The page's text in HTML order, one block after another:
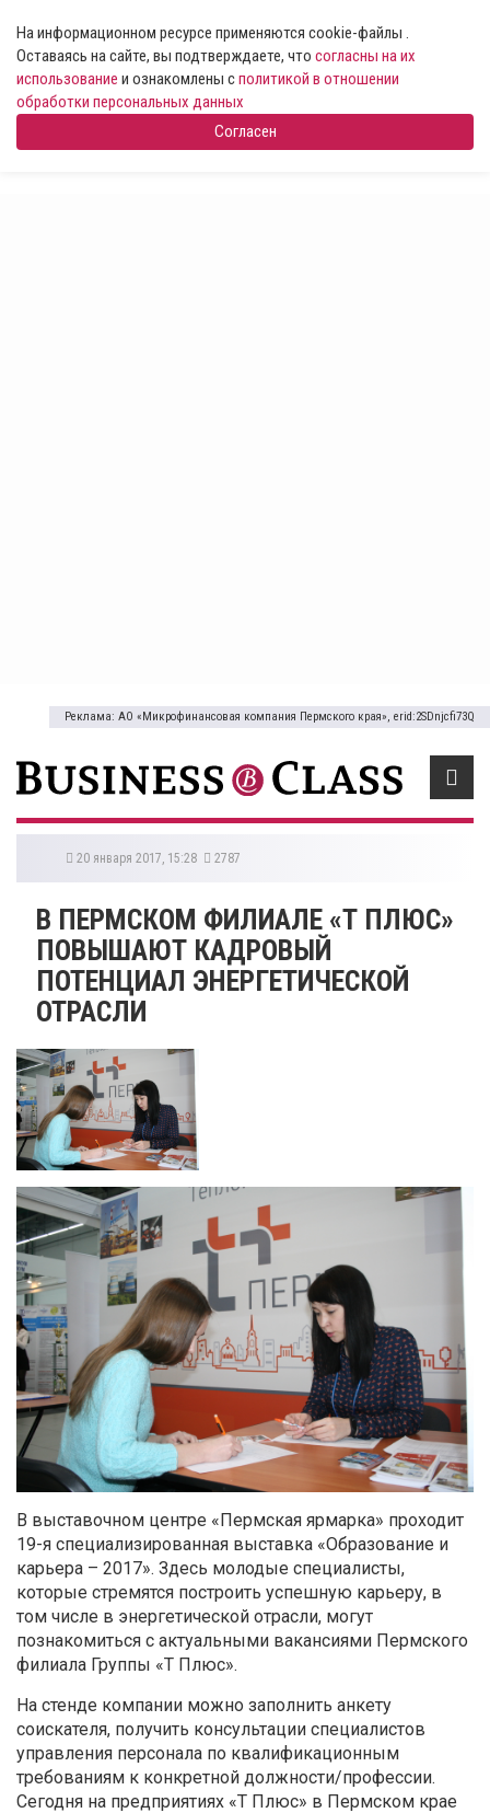
На информационном ресурсе применяются cookie-файлы .
Оставаясь на сайте, вы подтверждаете, что согласны на их
использование и ознакомлены сполитикой в отношении
обработки персональных данных
Согласен
Реклама: АО «Микрофинансовая компания Пермского края», erid:2SDnjcfi73Q
20 января 2017, 15:28 2787
В ПЕРМСКОМ ФИЛИАЛЕ «Т ПЛЮС»
ПОВЫШАЮТ КАДРОВЫЙ
ПОТЕНЦИАЛ ЭНЕРГЕТИЧЕСКОЙ
ОТРАСЛИ
В выставочном центре «Пермская ярмарка» проходит
19-я специализированная выставка «Образование и
карьера – 2017». Здесь молодые специалисты,
которые стремятся построить успешную карьеру, в
том числе в энергетической отрасли, могут
познакомиться с актуальными вакансиями Пермского
филиала Группы «Т Плюс».
На стенде компании можно заполнить анкету
соискателя, получить консультации специалистов
управления персонала по квалификационным
требованиям к конкретной должности/профессии.
Сегодня на предприятиях «Т Плюс» в Пермском крае